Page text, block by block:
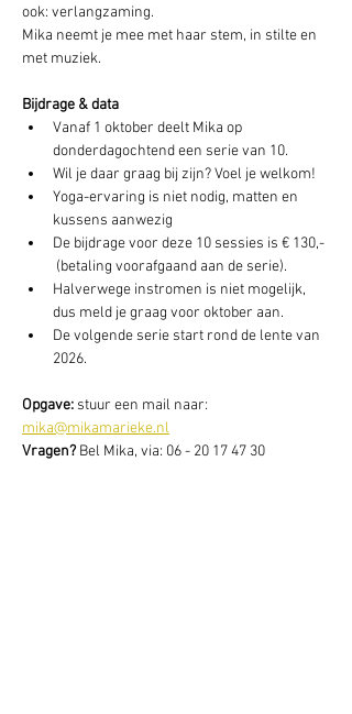
ook: verlangzaming.
Mika neemt je mee met haar stem, in stilte en
met muziek.
Bijdrage & data
Vanaf 1 oktober deelt Mika op
donderdagochtend een serie van 10.
Wil je daar graag bij zijn? Voel je welkom!
Yoga-ervaring is niet nodig, matten en
kussens aanwezig
De bijdrage voor deze 10 sessies is € 130,-
(betaling voorafgaand aan de serie).
Halverwege instromen is niet mogelijk,
dus meld je graag voor oktober aan.
De volgende serie start rond de lente van
2026.
Opgave: stuur een mail naar:
mika@mikamarieke.nl
Vragen? Bel Mika, via: 06 - 20 17 47 30